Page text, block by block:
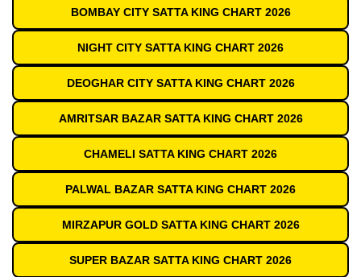
BOMBAY CITY SATTA KING CHART 2026
NIGHT CITY SATTA KING CHART 2026
DEOGHAR CITY SATTA KING CHART 2026
AMRITSAR BAZAR SATTA KING CHART 2026
CHAMELI SATTA KING CHART 2026
PALWAL BAZAR SATTA KING CHART 2026
MIRZAPUR GOLD SATTA KING CHART 2026
SUPER BAZAR SATTA KING CHART 2026